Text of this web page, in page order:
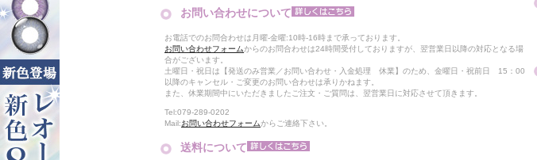
お問い合わせについて
お電話でのお問合わせは月曜-金曜:10時-16時まで承っております。
お問い合わせフォームからのお問合わせは24時間受付しておりますが、翌営業日以降の対応となる場
合がございます。
土曜日・祝日は【発送のみ営業／お問い合わせ・入金処理 休業】のため、金曜日・祝前日 15：00
以降のキャンセル・ご変更のお問い合わせは承りかねます。
また、休業期間中にいただきましたご注文・ご質問は、翌営業日に対応させて頂きます。
Tel:079-289-0202
Mail:お問い合わせフォームからご連絡下さい。
送料について